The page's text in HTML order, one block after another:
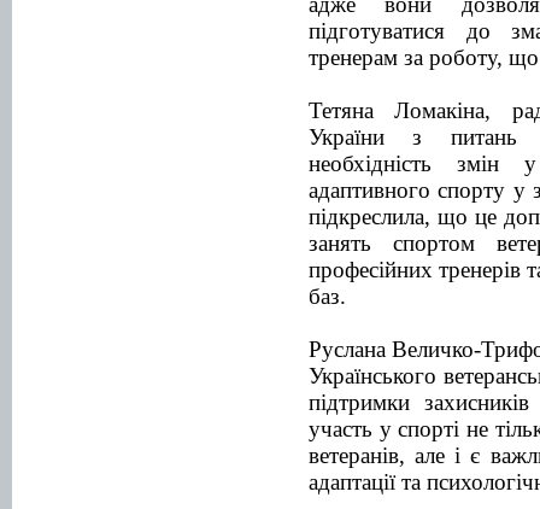
підготуватися до
тренерам за роботу,
Тетяна Ломакіна,
України з питань
необхідність змін
адаптивного спорту у
підкреслила, що це
занять спортом
професійних тренерів
баз.
Руслана Величко-
Українського
підтримки
участь у спорті не
ветеранів, але і є
адаптації та